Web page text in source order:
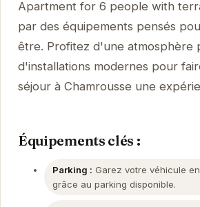
Apartment for 6 people with
par des équipements pensés
être. Profitez d'une atmosphère
d'installations modernes pour
séjour à Chamrousse une
Équipements clés :
Parking : Garez votre véhicule
grâce au parking disponible.